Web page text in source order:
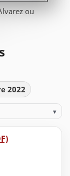
ou
2022
▾